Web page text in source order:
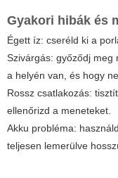
Gyakori hibák és
Égett íz: cseréld ki a
Szivárgás: győződj
a helyén van, és hogy
Rossz csatlakozás:
ellenőrizd a meneteket.
Akku probléma:
teljesen lemerülve